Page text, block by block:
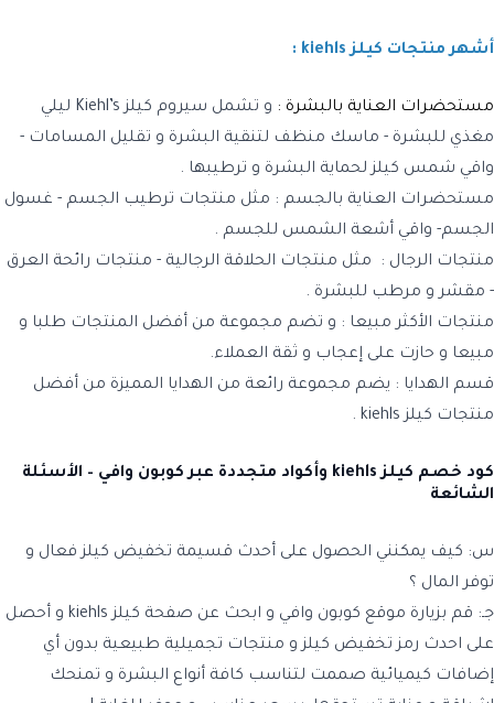
أشهر منتجات كيلز kiehls :
مستحضرات العناية بالبشرة : و تشمل
سيروم كيلز Kiehl’s ليلي
مغذي للبشرة - ماسك منظف لتنقية البشرة و تقليل المسامات -
واقي شمس كيلز لحماية البشرة و ترطيبها .
مستحضرات العناية بالجسم : مثل منتجات ترطيب الجسم - غسول
الجسم- واقي أشعة الشمس للجسم .
منتجات الرجال : مثل منتجات الحلاقة الرجالية - منتجات رائحة العرق
- مقشر و مرطب للبشرة .
منتجات الأكثر مبيعا : و تضم مجموعة من أفضل المنتجات طلبا و
مبيعا و حازت على إعجاب و ثقة العملاء.
قسم الهدايا : يضم مجموعة رائعة من الهدايا المميزة من أفضل
منتجات كيلز kiehls .
كود خصم كيلز kiehls وأكواد متجددة عبر كوبون وافي – الأسئلة
الشائعة
س: كيف يمكنني الحصول على أحدث قسيمة تخفيض كيلز فعال و
توفر المال ؟
جـ: قم بزيارة موقع كوبون وافي و ابحث عن صفحة كيلز kiehls
و أحصل
على احدث رمز تخفيض كيلزو منتجات تجميلية طبيعية بدون أي
إضافات كيميائية صممت لتناسب كافة أنواع البشرة و تمنحك